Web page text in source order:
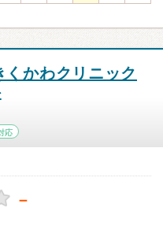
くかわクリニック
応
－